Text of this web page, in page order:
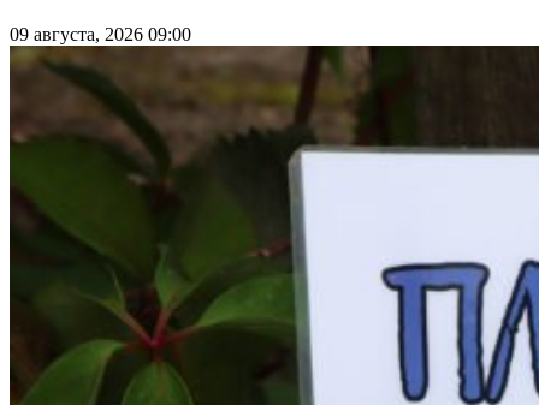
09 августа, 2026 09:00